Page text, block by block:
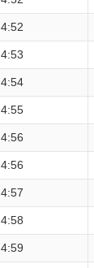
4:52
4:53
4:54
4:55
4:56
4:56
4:57
4:58
4:59